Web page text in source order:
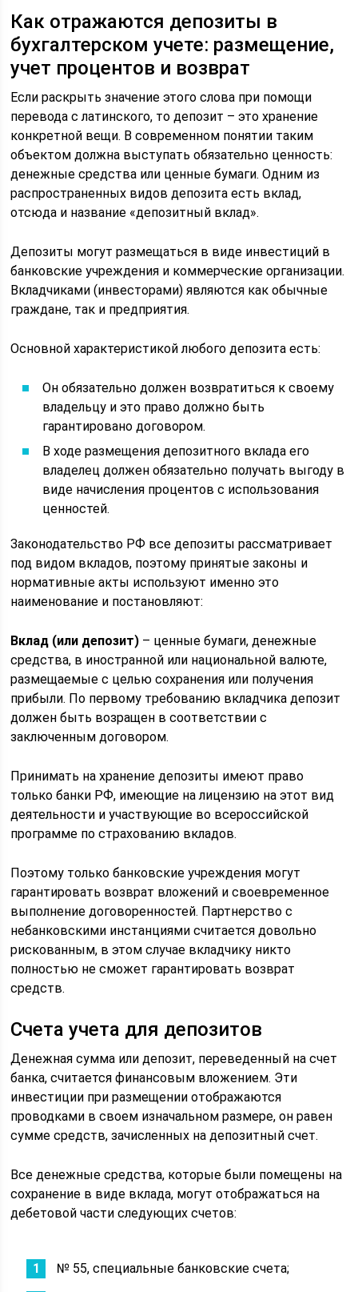
Как отражаются депозиты в
бухгалтерском учете: размещение,
учет процентов и возврат
Если раскрыть значение этого слова при помощи
перевода с латинского, то депозит – это хранение
конкретной вещи. В современном понятии таким
объектом должна выступать обязательно ценность:
денежные средства или ценные бумаги. Одним из
распространенных видов депозита есть вклад,
отсюда и название «депозитный вклад».
Депозиты могут размещаться в виде инвестиций в
банковские учреждения и коммерческие организации.
Вкладчиками (инвесторами) являются как обычные
граждане, так и предприятия.
Основной характеристикой любого депозита есть:
Он обязательно должен возвратиться к своему
владельцу и это право должно быть
гарантировано договором.
В ходе размещения депозитного вклада его
владелец должен обязательно получать выгоду в
виде начисления процентов с использования
ценностей.
Законодательство РФ все депозиты рассматривает
под видом вкладов, поэтому принятые законы и
нормативные акты используют именно это
наименование и постановляют:
Вклад (или депозит) – ценные бумаги, денежные
средства, в иностранной или национальной валюте,
размещаемые с целью сохранения или получения
прибыли. По первому требованию вкладчика депозит
должен быть возращен в соответствии с
заключенным договором.
Принимать на хранение депозиты имеют право
только банки РФ, имеющие на лицензию на этот вид
деятельности и участвующие во всероссийской
программе по страхованию вкладов.
Поэтому только банковские учреждения могут
гарантировать возврат вложений и своевременное
выполнение договоренностей. Партнерство с
небанковскими инстанциями считается довольно
рискованным, в этом случае вкладчику никто
полностью не сможет гарантировать возврат
средств.
Счета учета для депозитов
Денежная сумма или депозит, переведенный на счет
банка, считается финансовым вложением. Эти
инвестиции при размещении отображаются
проводками в своем изначальном размере, он равен
сумме средств, зачисленных на депозитный счет.
Все денежные средства, которые были помещены на
сохранение в виде вклада, могут отображаться на
дебетовой части следующих счетов:
№ 55, специальные банковские счета;